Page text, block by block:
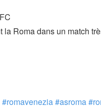
la Roma dans un match
#romavenezia#asroma